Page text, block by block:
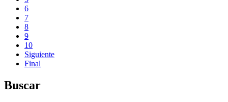
6
7
8
9
10
Siguiente
Final
Buscar